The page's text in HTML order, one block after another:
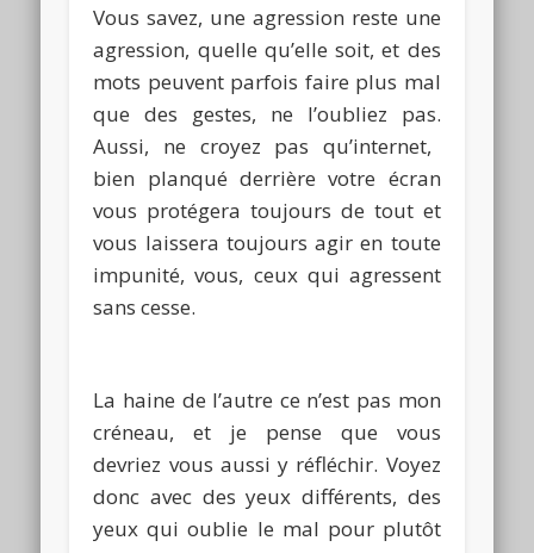
Vous savez, une agression reste une
agression, quelle qu’elle soit, et des
mots peuvent parfois faire plus mal
que des gestes, ne l’oubliez pas.
Aussi, ne croyez pas qu’internet,
bien planqué derrière votre écran
vous protégera toujours de tout et
vous laissera toujours agir en toute
impunité, vous, ceux qui agressent
sans cesse.
La haine de l’autre ce n’est pas mon
créneau, et je pense que vous
devriez vous aussi y réfléchir. Voyez
donc avec des yeux différents, des
yeux qui oublie le mal pour plutôt